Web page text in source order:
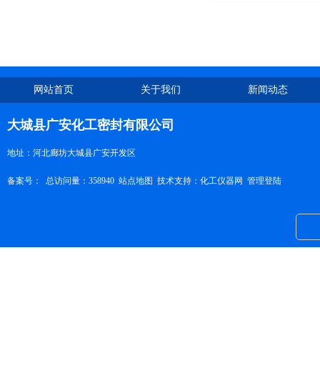
网站首页 关于我们 新闻动态
大城县广安化工密封有限公司
地址：河北廊坊大城县广安开发区
备案号： 总访问量：358940 站点地图 技术支持： 化工仪器网 管理登陆